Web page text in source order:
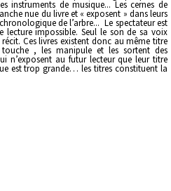
instruments de musique... Les cernes de
nue du livre et « exposent » dans leurs
de l’arbre... Le spectateur est
lecture impossible. Seul le son de sa voix
Ces livres existent donc au même titre
, les manipule et les sortent des
n’exposent au futur lecteur que leur titre
est trop grande… les titres constituent la